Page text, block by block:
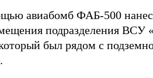
авиабомб ФАБ-500
подразделения ВСУ
был рядом с
.